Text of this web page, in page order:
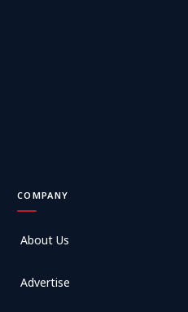
COMPANY
About Us
Advertise